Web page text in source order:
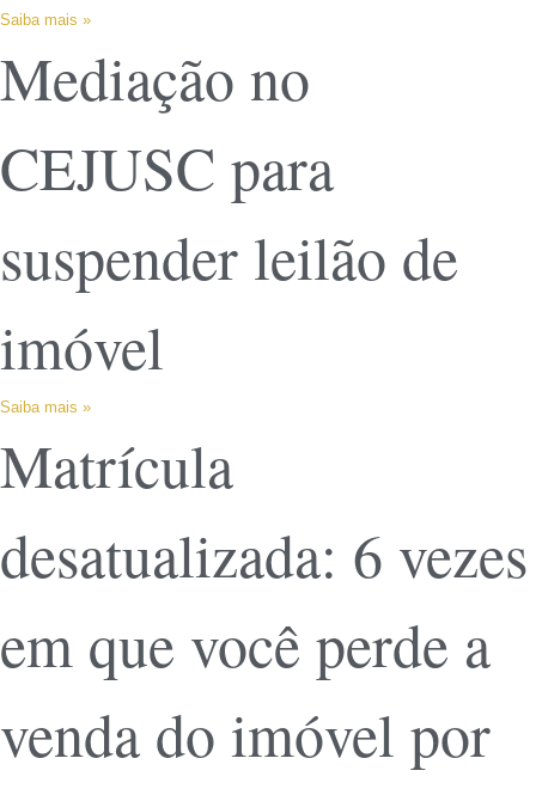
Saiba mais »
Mediação no
CEJUSC para
suspender leilão de
imóvel
Saiba mais »
Matrícula
desatualizada: 6 vezes
em que você perde a
venda do imóvel por